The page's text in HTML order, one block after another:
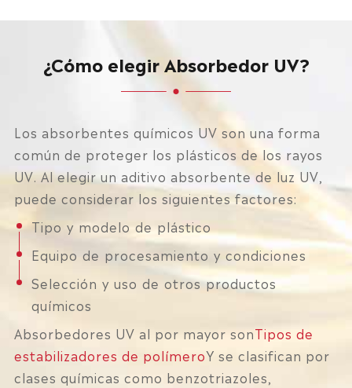
¿Cómo elegir Absorbedor UV?
Los absorbentes químicos UV son una forma
común de proteger los plásticos de los rayos
UV. Al elegir un aditivo absorbente de luz UV,
puede considerar los siguientes factores:
Tipo y modelo de plástico
Equipo de procesamiento y condiciones
Selección y uso de otros productos
químicos
Absorbedores UV al por mayor sonTipos de
estabilizadores de polímeroY se clasifican por
clases químicas como benzotriazoles,